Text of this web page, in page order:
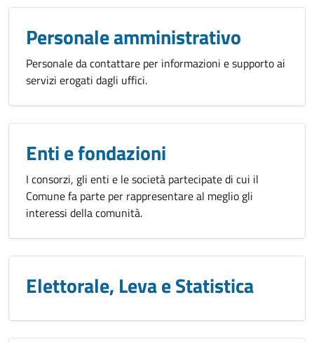
Personale amministrativo
Personale da contattare per informazioni e supporto ai
servizi erogati dagli uffici.
Enti e fondazioni
I consorzi, gli enti e le società partecipate di cui il
Comune fa parte per rappresentare al meglio gli
interessi della comunità.
Elettorale, Leva e Statistica